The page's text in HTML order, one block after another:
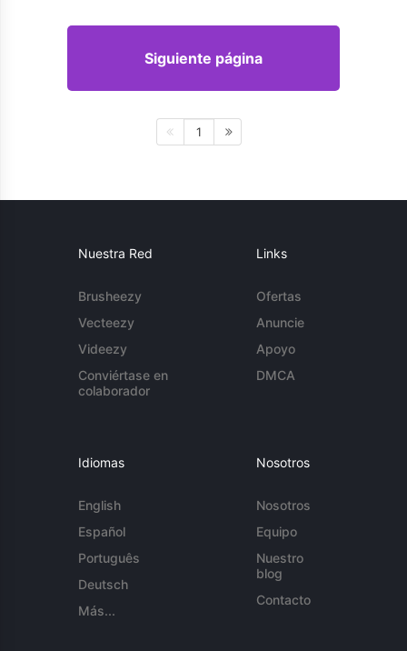
Siguiente página
1
Nuestra Red
Brusheezy
Vecteezy
Videezy
Conviértase en
colaborador
Links
Ofertas
Anuncie
Apoyo
DMCA
Idiomas
English
Español
Português
Deutsch
Más...
Nosotros
Nosotros
Equipo
Nuestro
blog
Contacto